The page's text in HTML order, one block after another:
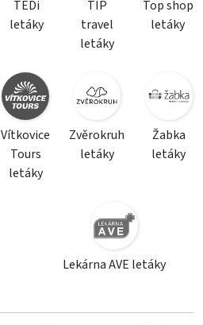
TEDi
letáky
TIP
travel
letáky
Top shop
letáky
Vítkovice
Tours
letáky
Zvěrokruh
letáky
Žabka
letáky
Lekárna AVE letáky